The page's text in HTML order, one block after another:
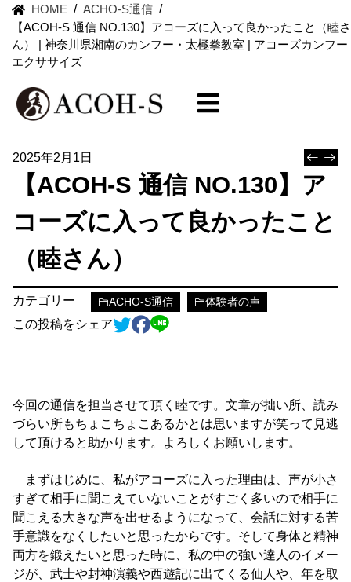
HOME / ACHO-S通信 /
【ACOH-S 通信 NO.130】アコーズに入って良かったこと（睦さ
ん） | 神奈川県湘南のカンフー・太極拳教室 | アコーズカンフー
エクササイズ
2025年2月1日
【ACOH-S 通信 NO.130】ア
コーズに入って良かったこと
（睦さん）
カテゴリー ACHO-S通信 体験者の声
この投稿をシェア
今回の通信を担当させて頂く 睦です。文章が拙い所、読み
づらい所もちょこちょこあるかとは思いますが笑って見逃
して頂けると助かります。よろしくお願いします。
まずはじめに、私がアコーズに入った理由は、声が小さ
すぎて相手に聞こえていないことがすごく多いので相手に
聞こえる大きな声を出せるようになって、会話に対する苦
手意識をなくしたいと思ったからです。そして身体と精神
両方を鍛えたいと思った時に、私の中の強い達人のイメー
ジが、武士や封神演義や西遊記に出てくる仙人や、年を取